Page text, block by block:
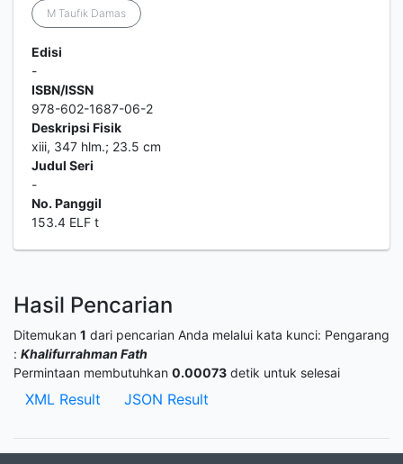
M Taufik Damas
Edisi
-
ISBN/ISSN
978-602-1687-06-2
Deskripsi Fisik
xiii, 347 hlm.; 23.5 cm
Judul Seri
-
No. Panggil
153.4 ELF t
Hasil Pencarian
Ditemukan 1 dari pencarian Anda melalui kata kunci: Pengarang
: Khalifurrahman Fath
Permintaan membutuhkan 0.00073 detik untuk selesai
XML Result JSON Result